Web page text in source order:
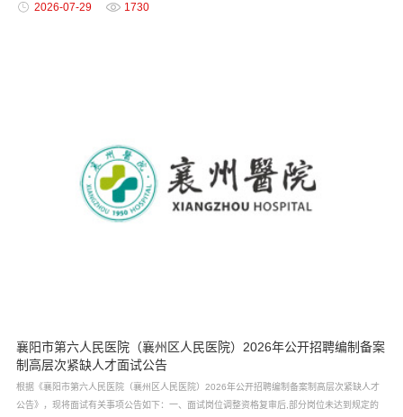
2026-07-29 1730
襄阳市第六人民医院（襄州区人民医院）2026年公开招聘编制备案
制高层次紧缺人才面试公告
根据《襄阳市第六人民医院（襄州区人民医院）2026年公开招聘编制备案制高层次紧缺人才
公告》，现将面试有关事项公告如下：一、面试岗位调整资格复审后,部分岗位未达到规定的